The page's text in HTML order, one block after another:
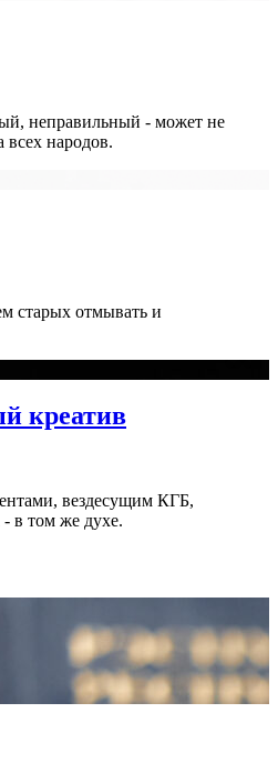
неправильный - может не
всех народов.
старых отмывать и
креатив
вездесущим КГБ,
в том же духе.